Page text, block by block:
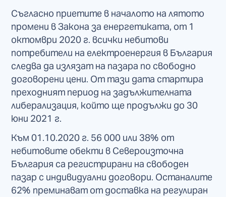
Съгласно приетите в началото на лятото
промени в Закона за енергетиката, от 1
октомври 2020 г. всички небитови
потребители на електроенергия в България
следва да излязат на пазара по свободно
договорени цени. От тази дата стартира
преходният период на задължителната
либерализация, който ще продължи до 30
юни 2021 г.
Към 01.10.2020 г. 56 000 или 38% от
небитовите обекти в Североизточна
България са регистрирани на свободен
пазар с индивидуални договори. Останалите
62% преминават от доставка на регулиран